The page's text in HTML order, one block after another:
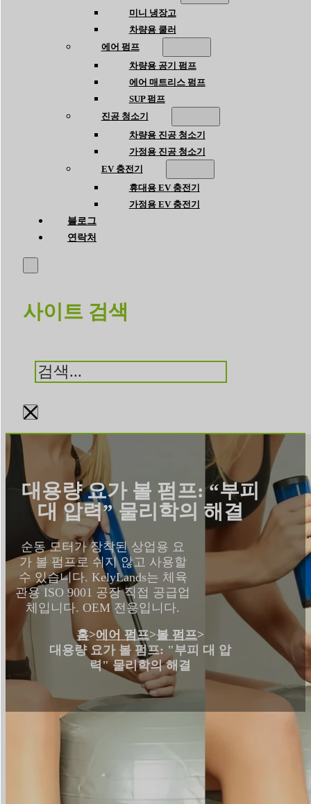
미니 냉장고
차량용 쿨러
에어 펌프
차량용 공기 펌프
에어 매트리스 펌프
SUP 펌프
진공 청소기
차량용 진공 청소기
가정용 진공 청소기
EV 충전기
휴대용 EV 충전기
가정용 EV 충전기
블로그
연락처
사이트 검색
검
색
×
대용량 요가 볼 펌프: “부피
대 압력” 물리학의 해결
순동 모터가 장착된 상업용 요
가 볼 펌프로 쉬지 않고 사용할
수 있습니다. KelyLands는 체육
관용 ISO 9001 공장 직접 공급업
체입니다. OEM 전용입니다.
홈>에어 펌프>볼 펌프>
대용량 요가 볼 펌프: "부피 대 압
력" 물리학의 해결
읽기 시간: